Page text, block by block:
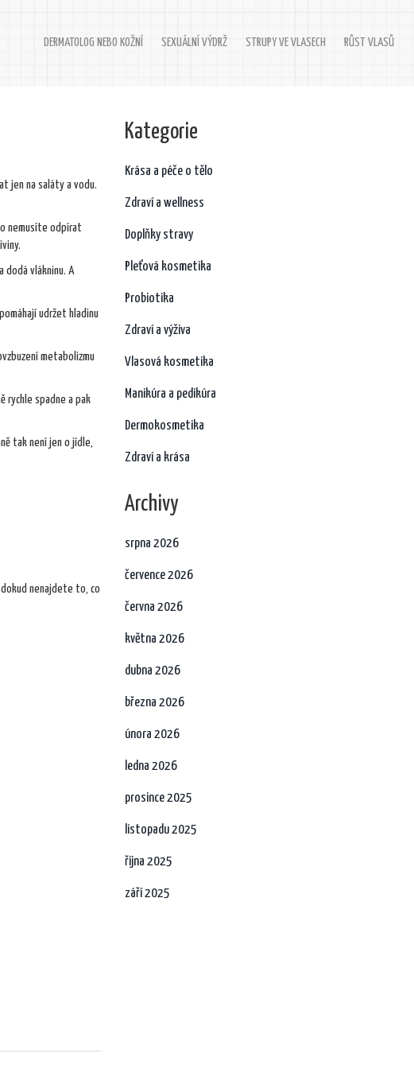
DERMATOLOG NEBO KOŽNÍ SEXUÁLNÍ VÝDRŽ STRUPY VE VLASECH RŮST VLASŮ
jen na saláty a vodu.
nemusíte odpírat
dodá vlákninu. A
udržet hladinu
metabolizmu
rychle spadne a pak
tak není jen o jídle,
nenajdete to, co
Kategorie
Krása a péče o tělo
Zdraví a wellness
Doplňky stravy
Pleťová kosmetika
Probiotika
Zdraví a výživa
Vlasová kosmetika
Manikúra a pedikúra
Dermokosmetika
Zdraví a krása
Archivy
srpna 2026
července 2026
června 2026
května 2026
dubna 2026
března 2026
února 2026
ledna 2026
prosince 2025
listopadu 2025
října 2025
září 2025